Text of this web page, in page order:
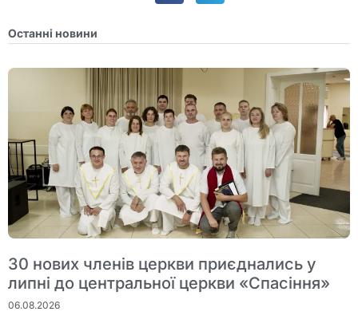
Останні новини
30 нових членів церкви приєднались у
липні до центральної церкви «Спасіння»
06.08.2026